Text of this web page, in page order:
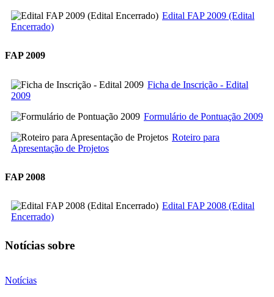
Edital FAP 2009 (Edital
Encerrado)
FAP 2009
Ficha de Inscrição - Edital
2009
Formulário de Pontuação 2009
Roteiro para
Apresentação de Projetos
FAP 2008
Edital FAP 2008 (Edital
Encerrado)
Notícias sobre
Notícias